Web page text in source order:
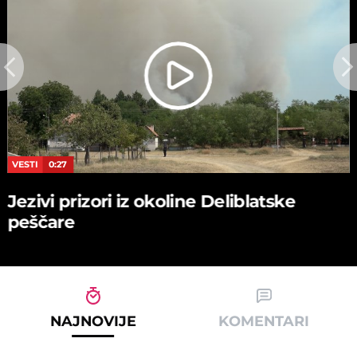
VESTI 0:27
Jezivi prizori iz okoline Deliblatske
peščare
NAJNOVIJE KOMENTARI